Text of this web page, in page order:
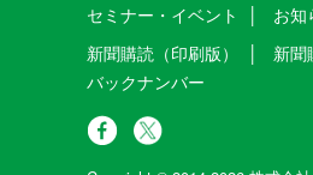
セミナー・イベント
お知
新聞購読（印刷版）
新聞
バックナンバー